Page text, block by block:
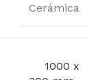
Cerámica
1000 x